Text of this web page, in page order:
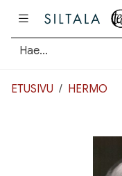
ETUSIVU HERMO